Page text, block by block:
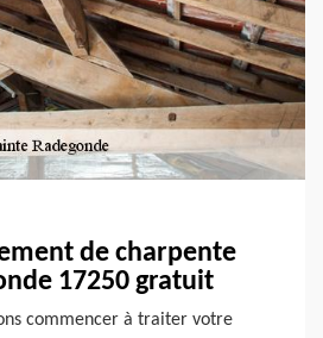
de charpente
17250 gratuit
commencer à traiter votre